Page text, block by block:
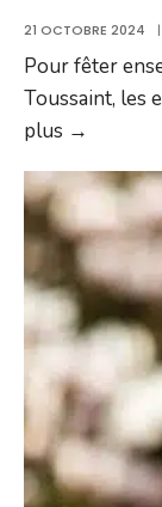
21 OCTOBRE 2024 |
Pour fêter
Toussaint, les
plus →
repas
péri
de
Loray…